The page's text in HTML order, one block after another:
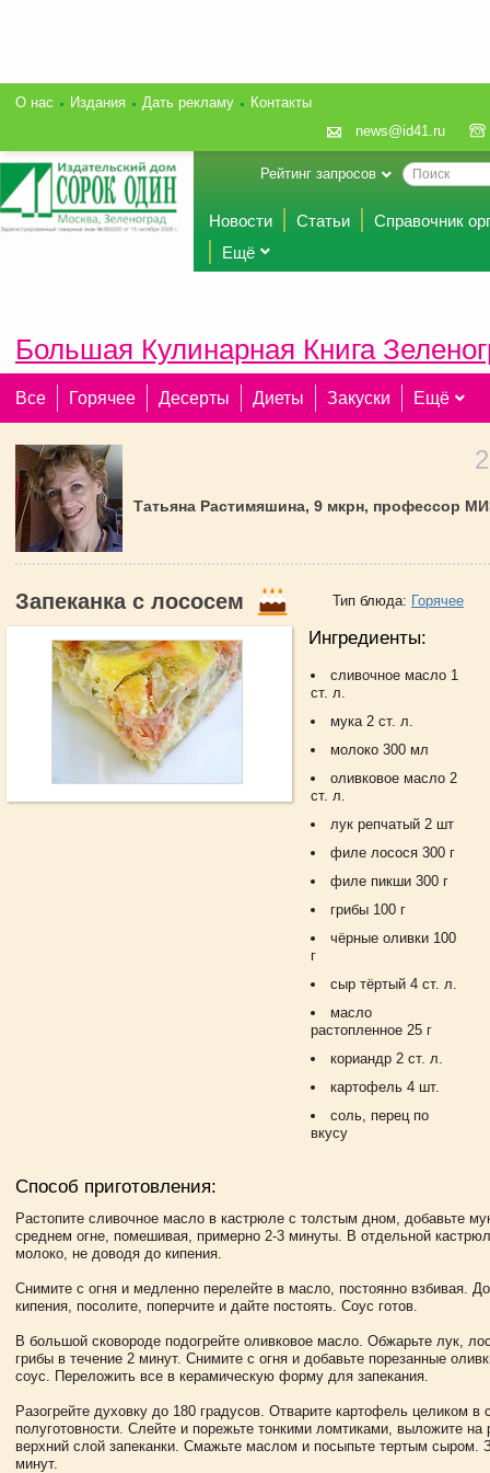
О нас Издания Дать рекламу
Контакты
news@id41.ru
Рейтинг запросов
Новости Статьи
Справочник
Ещё
Большая Кулинарная Книга
Все Горячее Десерты Диеты Закуски Ещё
Татьяна Растимяшина, 9 мкрн, профессор
Тип блюда: Горячее
Запеканка с лососем
Ингредиенты:
сливочное масло 1
ст. л.
мука 2 ст. л.
молоко 300 мл
оливковое масло 2
ст. л.
лук репчатый 2 шт
филе лосося 300 г
филе пикши 300 г
грибы 100 г
чёрные оливки 100
г
сыр тёртый 4 ст. л.
масло
растопленное 25 г
кориандр 2 ст. л.
картофель 4 шт.
соль, перец по
вкусу
Способ приготовления:
Растопите сливочное масло в кастрюле с толстым дном, добавьте
среднем огне, помешивая, примерно 2-3 минуты. В отдельной
молоко, не доводя до кипения.
Снимите с огня и медленно перелейте в масло, постоянно взбивая.
кипения, посолите, поперчите и дайте постоять. Соус готов.
В большой сковороде подогрейте оливковое масло. Обжарьте лук,
грибы в течение 2 минут. Снимите с огня и добавьте порезанные
соус. Переложить все в керамическую форму для запекания.
Разогрейте духовку до 180 градусов. Отварите картофель целиком в
полуготовности. Слейте и порежьте тонкими ломтиками, выложите на
верхний слой запеканки. Смажьте маслом и посыпьте тертым сыром.
минут.